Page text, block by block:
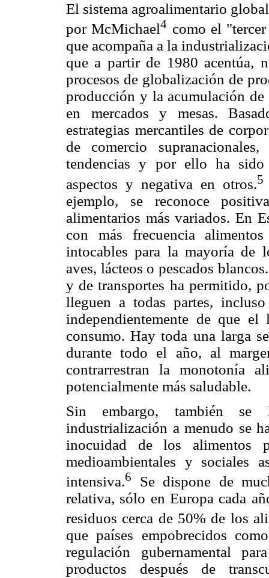
El sistema agroalimentario
por McMichael4 como el
que acompaña a la
que a partir de 1980 acentúa,
procesos de globalización de
producción y la acumulación
en mercados y mesas.
estrategias mercantiles de
de comercio
tendencias y por ello ha
aspectos y negativa en otros.5
ejemplo, se reconoce
alimentarios más variados. En
con más frecuencia
intocables para la mayoría de
aves, lácteos o pescados
y de transportes ha permitido,
lleguen a todas partes,
independientemente de que
consumo. Hay toda una larga
durante todo el año, al
contrarrestran la monotonía
potencialmente más saludable.
Sin embargo, también se
industrialización a menudo se
inocuidad de los alimentos
medioambientales y sociales
intensiva.6
Se dispone de
relativa, sólo en Europa cada
residuos cerca de 50% de los
que países empobrecidos
regulación gubernamental
productos después de